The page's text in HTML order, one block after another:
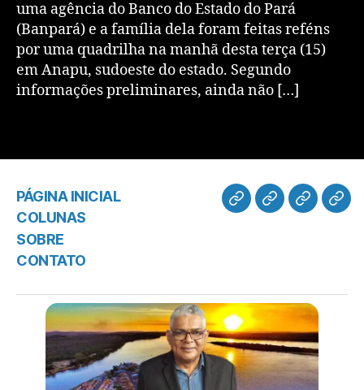
uma agência do Banco do Estado do Pará
(Banpará) e a família dela foram feitas reféns
por uma quadrilha na manhã desta terça (15)
em Anapu, sudoeste do estado. Segundo
informações preliminares, ainda não […]
PÁGINA INICIAL
COLUNAS
SOBRE
CONTATO